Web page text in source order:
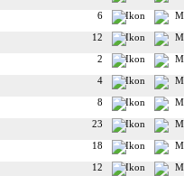
6
12
2
4
8
23
18
12